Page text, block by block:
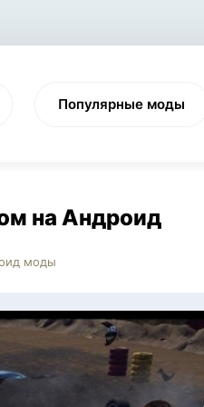
Популярные моды
на Андроид
моды